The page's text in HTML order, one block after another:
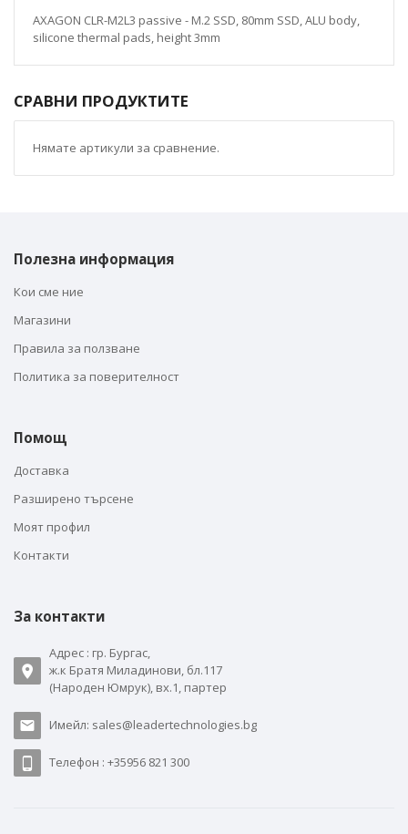
AXAGON CLR-M2L3 passive - M.2 SSD, 80mm SSD, ALU body,
silicone thermal pads, height 3mm
СРАВНИ ПРОДУКТИТЕ
Нямате артикули за сравнение.
Полезна информация
Кои сме ние
Магазини
Правила за ползване
Политика за поверителност
Помощ
Доставка
Разширено търсене
Моят профил
Контакти
За контакти
Адрес : гр. Бургас,
ж.к Братя Миладинови, бл.117
(Народен Юмрук), вх.1, партер
Имейл: sales@leadertechnologies.bg
Телефон : +35956 821 300